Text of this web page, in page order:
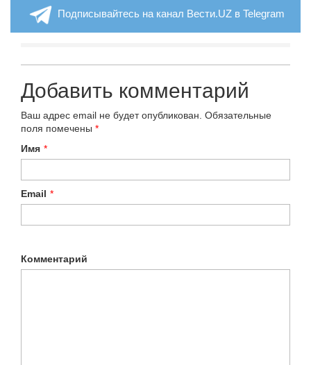
Подписывайтесь на канал Вести.UZ в Telegram
Добавить комментарий
Ваш адрес email не будет опубликован. Обязательные
поля помечены *
Имя *
Email *
Комментарий